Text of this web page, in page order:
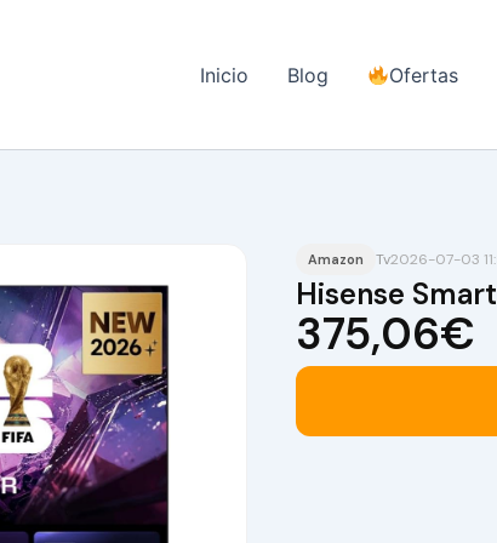
Inicio Blog Ofertas
Amazon Tv2026-07-03
Hisense
375,06€